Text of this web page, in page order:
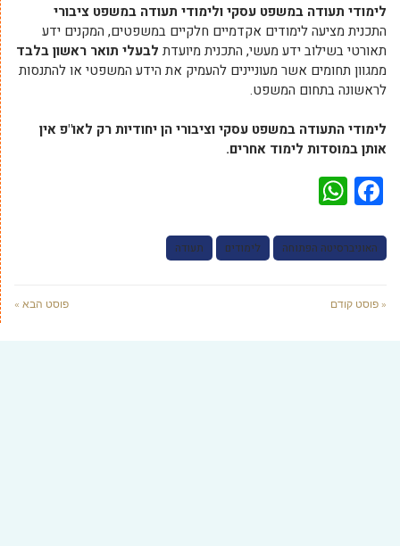
לימודי תעודה במשפט עסקיולימודי תעודה במשפט ציבורי
התכנית מציעה לימודים אקדמיים חלקיים במשפטים, המקנים ידע
תאורטי בשילוב ידע מעשי, התכנית מיועדת לבעלי תואר ראשון בלבד
ממגוון תחומים אשר מעוניינים להעמיק את הידע המשפטי או להתנסות
לראשונה בתחום המשפט.
לימודי התעודה במשפט עסקי וציבורי הן יחודיות רק לאו"פ אין
אותן במוסדות לימוד אחרים.
Facebook
האוניברסיטה הפתוחה לימודים תעודה
« פוסט קודם פוסט הבא »